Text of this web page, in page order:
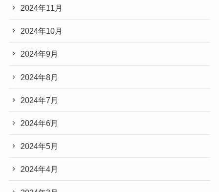
2024年11月
2024年10月
2024年9月
2024年8月
2024年7月
2024年6月
2024年5月
2024年4月